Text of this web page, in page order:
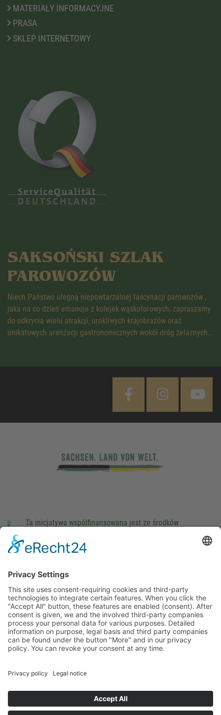
MATERIAŁY INFORMACYJNE
PRASA
SKLEP INTERNETOWY
SAKSOŃSKI SZLAK
PAROWOZÓW
Niech Państwo ulegną niepowtarzalnej fascynacji parowozów ,
jaka na co dzień emanuje z kolejek wąskotorowych; zapraszamy
do odkrycia wielu atrakcji, urokliwych krajobrazów oraz
unikatowych aranżacji gastronomicznych wokół dróg żelaznych…
Ta inicjatywa współfinansowana jest ze środków
parlamentarzystów Landtagu Saksońskiego budżetu.
stopka redakcyjna
This site uses consent-requiring cookies and third-party
technologies to integrate certain features. When you click the
"Accept All" button, these features are enabled (consent).
After consent is given, we and the involved third-party
companies process your personal data for various purposes.
companies can be found under the button "More" and in our
DENY ACCEPT MORE